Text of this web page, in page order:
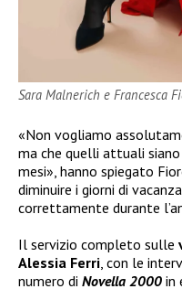
Sara Malnerich e Francesca
«Non vogliamo
ma che quelli attuali
mesi», hanno spiegato
diminuire i giorni di
correttamente durante
Il servizio completo sulle
Alessia Ferri , con le
numero di Novella 2000 in